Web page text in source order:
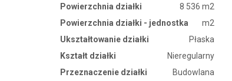
Powierzchnia działki
8 536 m2
Powierzchnia działki - jednostka
m2
Ukształtowanie działki
Płaska
Kształt działki
Nieregularny
Przeznaczenie działki
Budowlana